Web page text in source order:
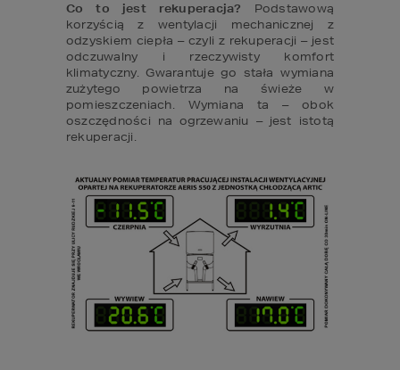
Co to jest rekuperacja? Podstawową
korzyścią z wentylacji mechanicznej z
odzyskiem ciepła – czyli z rekuperacji – jest
odczuwalny i rzeczywisty komfort
klimatyczny. Gwarantuje go stała wymiana
zużytego powietrza na świeże w
pomieszczeniach. Wymiana ta – obok
oszczędności na ogrzewaniu – jest istotą
rekuperacji.